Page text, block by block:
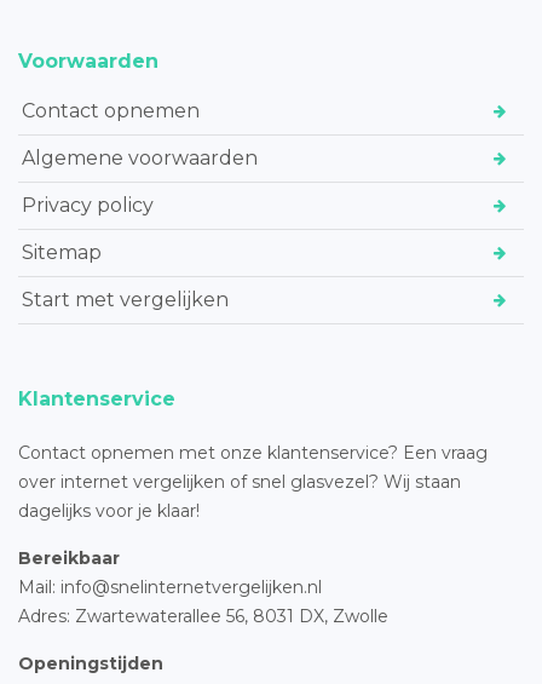
Voorwaarden
Contact opnemen
Algemene voorwaarden
Privacy policy
Sitemap
Start met vergelijken
Klantenservice
Contact opnemen met onze klantenservice? Een vraag
over internet vergelijken of snel glasvezel? Wij staan
dagelijks voor je klaar!
Bereikbaar
Mail: info@snelinternetvergelijken.nl
Adres: Zwartewaterallee 56, 8031 DX, Zwolle
Openingstijden